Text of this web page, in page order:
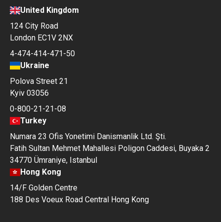
United Kingdom
124 City Road
London EC1V 2NX
4-474-414-471-50
Ukraine
Polova Street 21
Kyiv 03056
0-800-21-21-08
Turkey
Numara 23 Ofis Yonetimi Danismanlik Ltd. Şti.
Fatih Sultan Mehmet Mahallesi Poligon Caddesi, Buyaka 2
34770 Ümraniye, Istanbul
Hong Kong
14/F Golden Centre
188 Des Voeux Road Central Hong Kong